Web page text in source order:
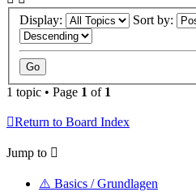
Display: Sort by:
1 topic • Page 1 of 1
Return to Board Index
Jump to
⚠️ Basics / Grundlagen